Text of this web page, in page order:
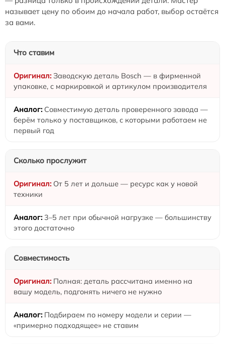
называет цену по обоим до начала работ, выбор остаётся
за вами.
Что ставим
Заводскую деталь Bosch — в фирменной
упаковке, с маркировкой и артикулом производителя
Совместимую деталь проверенного завода —
берём только у поставщиков, с которыми работаем не
первый год
Сколько прослужит
От 5 лет и дольше — ресурс как у новой
техники
3–5 лет при обычной нагрузке — большинству
этого достаточно
Совместимость
Полная: деталь рассчитана именно на
вашу модель, подгонять ничего не нужно
Подбираем по номеру модели и серии —
«примерно подходящее» не ставим